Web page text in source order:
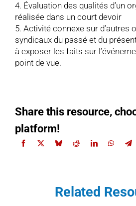
4. Évaluation des qualités d’un
réalisée dans un court devoir
5. Activité connexe sur d’autres
syndicaux du passé et du
à exposer les faits sur
point de vue.
Share this resource,
platform!
Related